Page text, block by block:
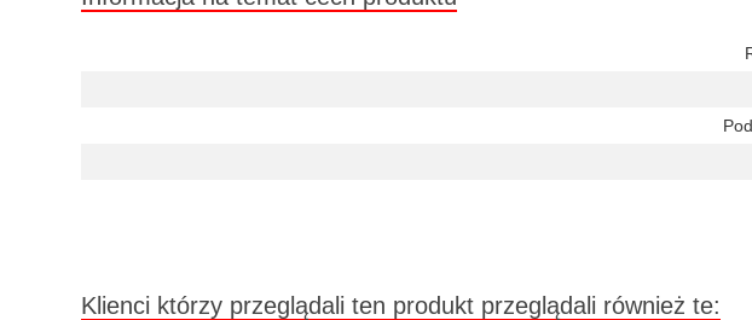
Klienci którzy przeglądali ten produkt przeglądali również te: